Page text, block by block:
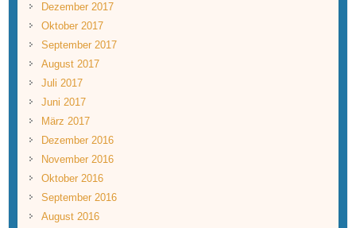
Dezember 2017
Oktober 2017
September 2017
August 2017
Juli 2017
Juni 2017
März 2017
Dezember 2016
November 2016
Oktober 2016
September 2016
August 2016